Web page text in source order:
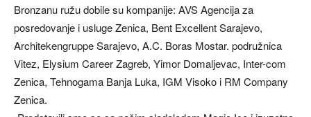
Bronzanu ružu dobile su kompanije: AVS Agencija za
posredovanje i usluge Zenica, Bent Excellent Sarajevo,
Architekengruppe Sarajevo, A.C. Boras Mostar. podružnica
Vitez, Elysium Career Zagreb, Yimor Domaljevac, Inter-com
Zenica, Tehnogama Banja Luka, IGM Visoko i RM Company
Zenica.